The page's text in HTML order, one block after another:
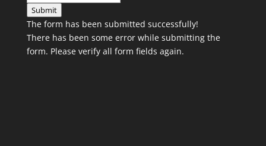
Submit
The form has been submitted successfully!
There has been some error while submitting the
form. Please verify all form fields again.